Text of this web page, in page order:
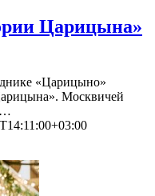
Царицына»
«Царицыно»
Москвичей